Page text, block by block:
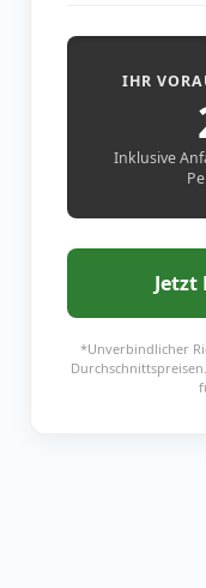
IHR
Inklusive
Jetzt
*Unverbindlicher